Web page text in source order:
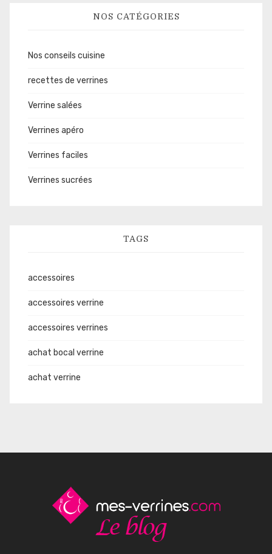
NOS CATÉGORIES
Nos conseils cuisine
recettes de verrines
Verrine salées
Verrines apéro
Verrines faciles
Verrines sucrées
TAGS
accessoires
accessoires verrine
accessoires verrines
achat bocal verrine
achat verrine